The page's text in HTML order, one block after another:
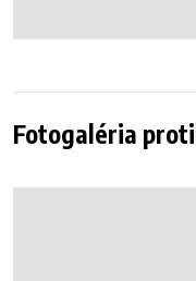
Fotogaléria